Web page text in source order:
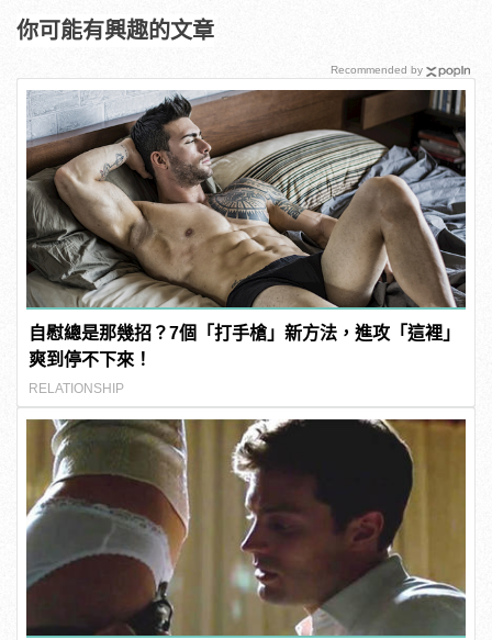
你可能有興趣的文章
自慰總是那幾招？7個「打手槍」新方法，進攻「這裡」
爽到停不下來！
RELATIONSHIP
Recommended by